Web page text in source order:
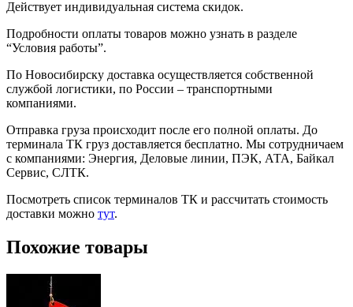
Действует индивидуальная система скидок.
Подробности оплаты товаров можно узнать в разделе
“Условия работы”.
По Новосибирску доставка осуществляется собственной
службой логистики, по России – транспортными
компаниями.
Отправка груза происходит после его полной оплаты. До
терминала ТК груз доставляется бесплатно. Мы сотрудничаем
с компаниями: Энергия, Деловые линии, ПЭК, АТА, Байкал
Сервис, СЛТК.
Посмотреть список терминалов ТК и рассчитать стоимость
доставки можно тут.
Похожие товары